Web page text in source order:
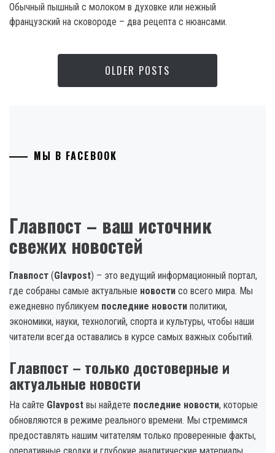
Обычный пышный с молоком в духовке или нежный
французский на сковороде – два рецепта с нюансами.
OLDER POSTS
МЫ В FACEBOOK
Главпост – ваш источник
свежих новостей
Главпост (Glavpost) – это ведущий информационный портал,
где собраны самые актуальные новости со всего мира. Мы
ежедневно публикуем последние новости политики,
экономики, науки, технологий, спорта и культуры, чтобы наши
читатели всегда оставались в курсе самых важных событий.
Главпост – только достоверные и
актуальные новости
На сайте Glavpost вы найдете последние новости, которые
обновляются в режиме реального времени. Мы стремимся
предоставлять нашим читателям только проверенные факты,